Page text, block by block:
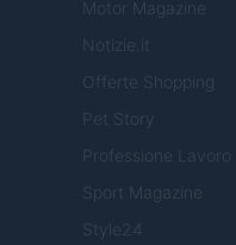
Motor Magazine
Notizie.it
Offerte Shopping
Pet Story
Professione Lavoro
Sport Magazine
Style24